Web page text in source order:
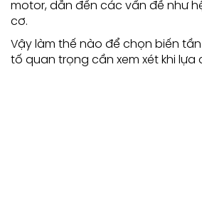
motor, dẫn đến các vấn đề như
cơ.
Vậy làm thế nào để chọn biến
tố quan trọng cần xem xét khi